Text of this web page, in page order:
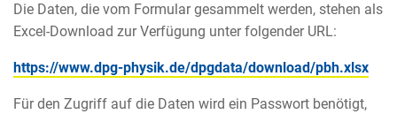
Die Daten, die vom Formular gesammelt werden, stehen als
Excel-Download zur Verfügung unter folgender URL:
https://www.dpg-physik.de/dpgdata/download/pbh.xlsx
Für den Zugriff auf die Daten wird ein Passwort benötigt,